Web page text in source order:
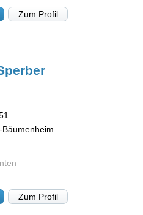
Zum Profil
Bäumenheim
Zum Profil